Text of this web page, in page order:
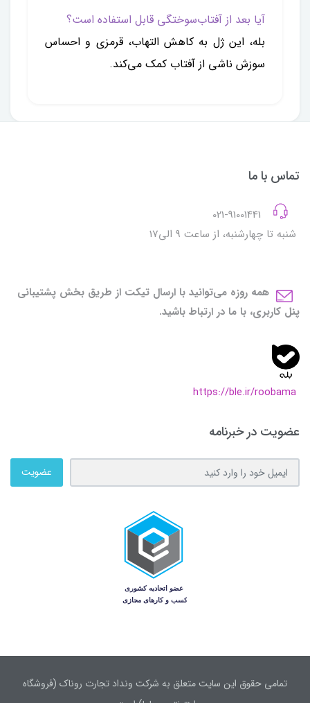
آیا بعد از آفتاب‌سوختگی قابل استفاده است؟
بله، این ژل به کاهش التهاب، قرمزی و احساس
سوزش ناشی از آفتاب کمک می‌کند.
تماس با ما
شنبه تا چهارشنبه، از ساعت 9 الی17
همه روزه می‌توانید با ارسال تیکت از طریق بخش پشتیبانی
پنل کاربری، با ما در ارتباط باشید.
https://ble.ir/roobama
عضویت در خبرنامه
عضویت
تمامی حقوق این سایت متعلق به شرکت ونداد تجارت روناک (فروشگاه